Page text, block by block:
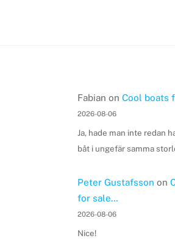
Fabian on Cool boats
2026-08-06
Ja, hade man inte redan
båt i ungefär samma
Peter Gustafsson on
for sale…
2026-08-06
Nice!